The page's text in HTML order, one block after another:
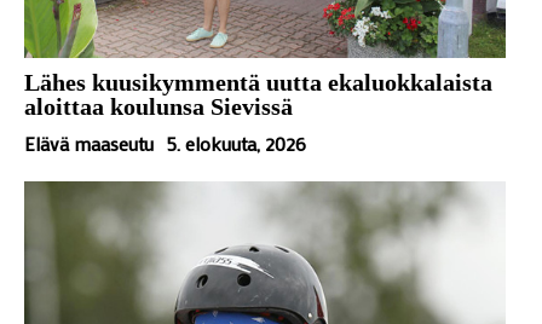
Lähes kuusikymmentä uutta ekaluokkalaista
aloittaa koulunsa Sievissä
Elävä maaseutu 5. elokuuta, 2026